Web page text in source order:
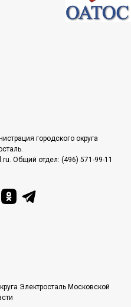
городского округа
Общий отдел: (496) 571-99-11
Электросталь Московской